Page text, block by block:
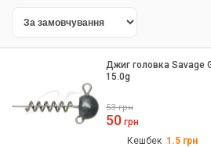
Джиг головка Savage
15.0g
53 грн
50 грн
Кешбек 1.5 грн